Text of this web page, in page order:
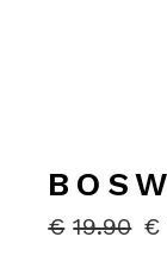
€ 19.90
IL
€
IL